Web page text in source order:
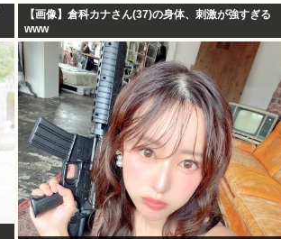
【画像】倉科カナさん(37)の身体、刺激が強すぎる
www